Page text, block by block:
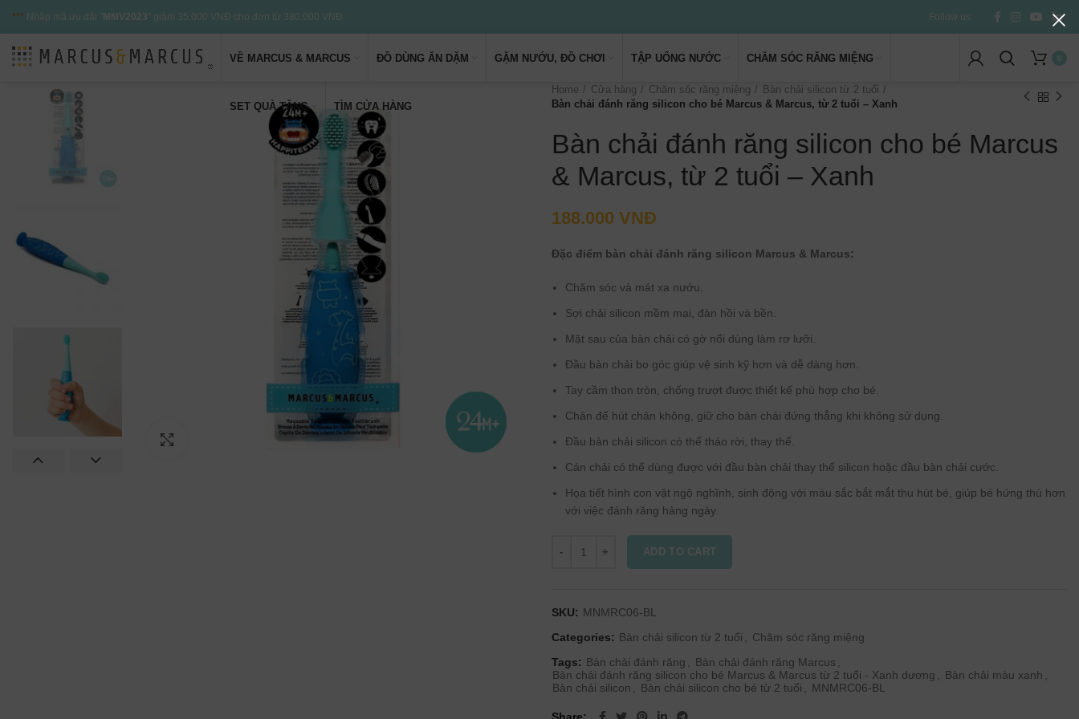
*** Nhập mã ưu đãi " MMV2023 " giảm 35.000 VNĐ cho đơn từ 380.000 VNĐ Follow us:
VỀ MARCUS & MARCUS ĐỒ DÙNG ĂN DẶM GẶM NƯỚU, ĐỒ CHƠI TẬP UỐNG NƯỚC CHĂM SÓC RĂNG MIỆNG
SET QUÀ TẶNG TÌM CỬA HÀNG
0
Home Cửa hàng Chăm sóc răng miệng
Bàn chải silicon từ 2 tuổi
Bàn chải đánh răng silicon cho bé Marcus & Marcus, từ 2 tuổi – Xanh
Bàn chải đánh răng silicon cho bé Marcus
& Marcus, từ 2 tuổi – Xanh
188.000 VNĐ
Đặc điểm bàn chải đánh răng silicon Marcus & Marcus:
Chăm sóc và mát xa nướu.
Sợi chải silicon mềm mại, đàn hồi và bền.
Mặt sau của bàn chải có gờ nổi dùng làm rơ lưỡi.
Đầu bàn chải bo góc giúp vệ sinh kỹ hơn và dễ dàng hơn.
Tay cầm thon tròn, chống trượt được thiết kế phù hợp cho bé.
Chân đế hút chân không, giữ cho bàn chải đứng thẳng khi không sử dụng.
Đầu bàn chải silicon có thể tháo rời, thay thế.
Cán chải có thể dùng được với đầu bàn chải thay thế silicon hoặc đầu bàn chải cước.
Họa tiết hình con vật ngộ nghĩnh, sinh động với màu sắc bắt mắt thu hút bé, giúp bé hứng thú hơn
với việc đánh răng hàng ngày.
ADD TO CART
SKU: MNMRC06-BL
Categories: Bàn chải silicon từ 2 tuổi
Chăm sóc răng miệng
Tags: Bàn chải đánh răng Bàn chải đánh răng Marcus
Bàn chải đánh răng silicon cho bé Marcus & Marcus từ 2 tuổi - Xanh dương
Bàn chải màu xanh
Bàn chải silicon
Bàn chải silicon cho bé từ 2 tuổi MNMRC06-BL